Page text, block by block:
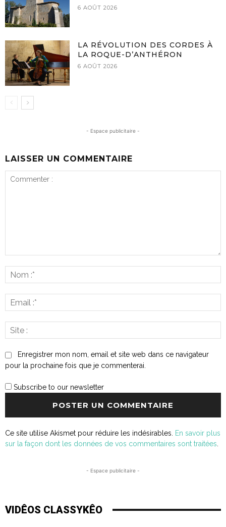
6 AOÛT 2026
LA RÉVOLUTION DES CORDES À
LA ROQUE-D’ANTHÉRON
6 AOÛT 2026
- Espace publicitaire -
LAISSER UN COMMENTAIRE
Enregistrer mon nom, email et site web dans ce navigateur
pour la prochaine fois que je commenterai.
Subscribe to our newsletter
Ce site utilise Akismet pour réduire les indésirables.
En savoir plus
sur la façon dont les données de vos commentaires sont traitées
- Espace publicitaire -
VIDÊOS CLASSYKÊO